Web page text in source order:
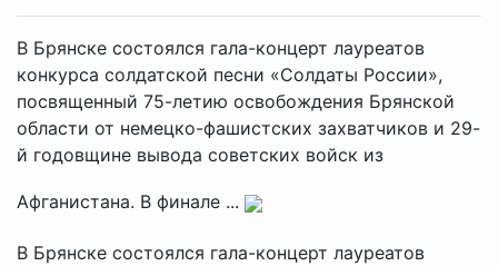
В Брянске состоялся гала-концерт лауреатов
конкурса солдатской песни «Солдаты России»,
посвященный 75-летию освобождения Брянской
области от немецко-фашистских захватчиков и 29-
й годовщине вывода советских войск из
Афганистана. В финале ...
В Брянске состоялся гала-концерт лауреатов